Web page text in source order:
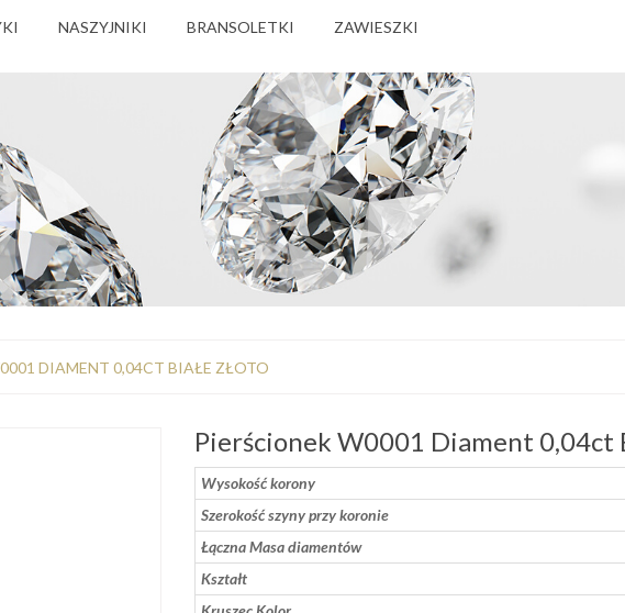
NASZYJNIKI BRANSOLETKI ZAWIESZKI
DIAMENT 0,04CT BIAŁE ZŁOTO
Pierścionek W0001 Diament 0,04ct
Wysokość korony
Szerokość szyny przy koronie
Łączna Masa diamentów
Kształt